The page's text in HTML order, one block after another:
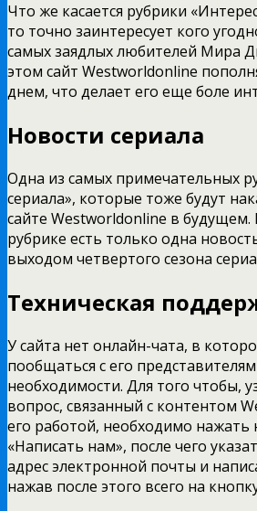
Что же касается рубрики
то точно заинтересует кого
самых заядлых любителей Мира
этом сайт Westworldonline
днем, что делает его еще боле
Новости сериала
Одна из самых примечательных
сериала», которые тоже будут
сайте Westworldonline в
рубрике есть только одна
выходом четвертого сезона
Техническая
У сайта нет онлайн-чата, в
пообщаться с его
необходимости. Для того чтобы,
вопрос, связанный с контентом
его работой, необходимо нажать
«Написать нам», после чего
адрес электронной почты и
нажав после этого всего на